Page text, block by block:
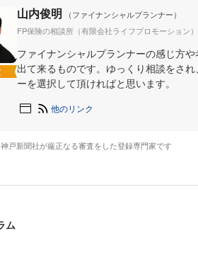
山内俊明
（ファイナンシャルプランナー）
FP保険の相談所（有限会社ライフプロモーション）
ファイナンシャルプランナーの感じ方
出て来るものです。ゆっくり相談をさ
ーを選択して頂ければと思います。
他のリンク
戸新聞社が厳正なる審査をした登録専門家です
ム